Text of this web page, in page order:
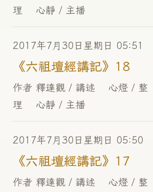
理 心靜 / 主播
2017年7月30日星期日 05:51
《六祖壇經講記》18
作者 釋達觀 / 講述 心燈 / 整
理 心靜 / 主播
2017年7月30日星期日 05:50
《六祖壇經講記》17
作者 釋達觀 / 講述 心燈 / 整